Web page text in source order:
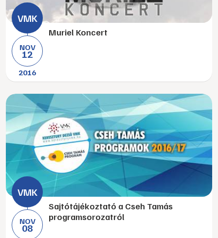
NOV
12
2016
Muriel Koncert
NOV
08
Sajtótájékoztató a Cseh Tamás
programsorozatról